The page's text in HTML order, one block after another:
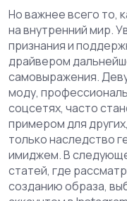
Но важнее всего то,
на внутренний мир.
признания и
драйвером
самовыражения.
моду,
соцсетях, часто
примером для
только наследство
имиджем. В
статей, где
созданию образа,